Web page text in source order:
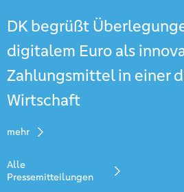
DK begrüßt
digitalem Euro als
Zahlungsmittel in einer
Wirtschaft
mehr
Alle
Pressemitteilungen